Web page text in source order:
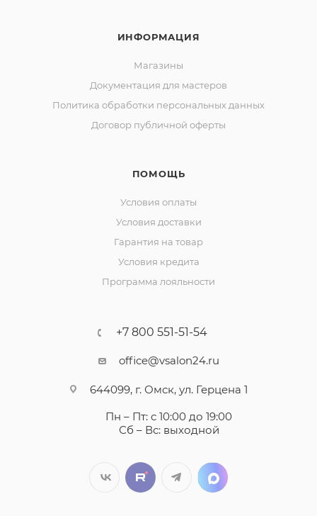
ИНФОРМАЦИЯ
Магазины
Документация для мастеров
Политика обработки персональных данных
Договор публичной оферты
ПОМОЩЬ
Условия оплаты
Условия доставки
Гарантия на товар
Условия кредита
Программа лояльности
+7 800 551-51-54
office@vsalon24.ru
644099, г. Омск, ул. Герцена 1
Пн – Пт: с 10:00 до 19:00
Сб – Вс: выходной